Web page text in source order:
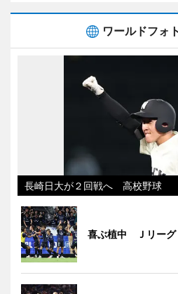
ワールドフォ
長崎日大が２回戦へ 高校野球
喜ぶ植中 Ｊリーグ